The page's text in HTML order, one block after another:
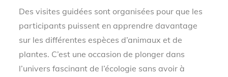
Des visites guidées sont organisées pour que les
participants puissent en apprendre davantage
sur les différentes espèces d’animaux et de
plantes. C’est une occasion de plonger dans
l’univers fascinant de l’écologie sans avoir à